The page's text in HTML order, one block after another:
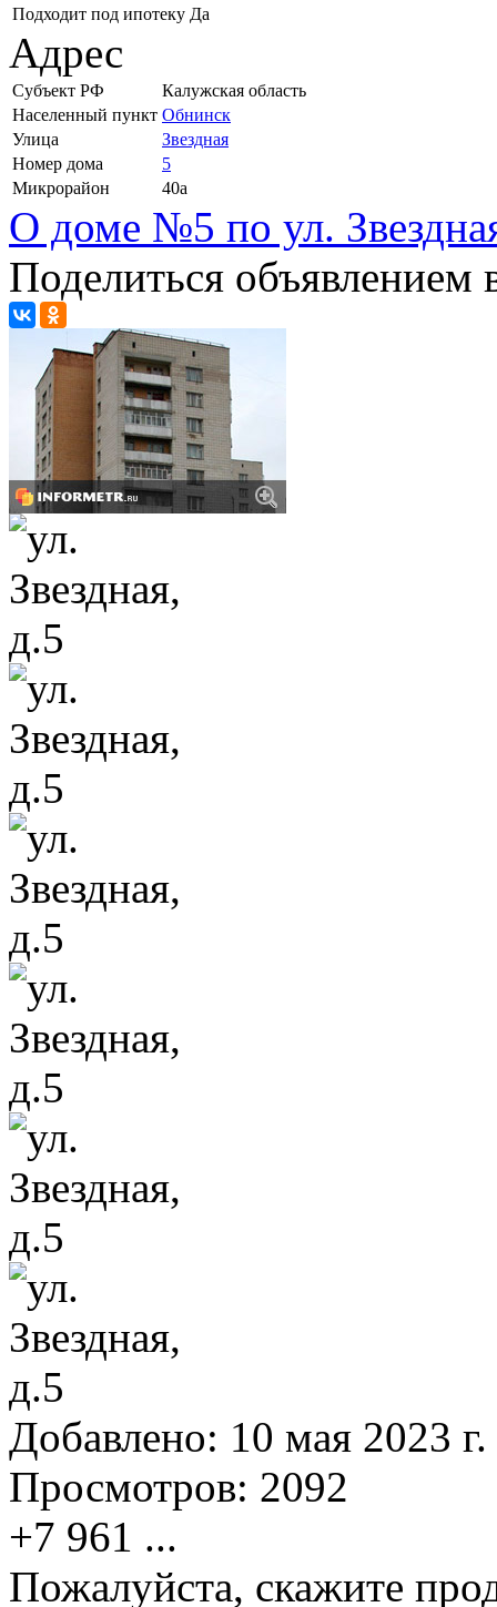
Подходит под ипотеку Да
Адрес
Субъект РФ
Калужская область
Населенный пункт Обнинск
Улица
Звездная
Номер дома
5
Микрорайон
40а
О доме №5 по ул.
Поделиться объявлением
Добавлено: 10 мая 2023 г.
Просмотров: 2092
+7 961 ...
Пожалуйста, скажите